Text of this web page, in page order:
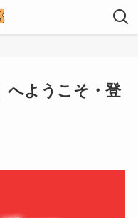
へようこそ・登